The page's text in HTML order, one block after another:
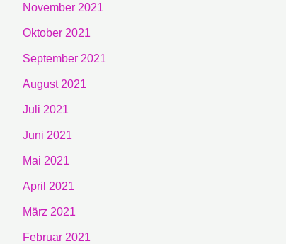
November 2021
Oktober 2021
September 2021
August 2021
Juli 2021
Juni 2021
Mai 2021
April 2021
März 2021
Februar 2021